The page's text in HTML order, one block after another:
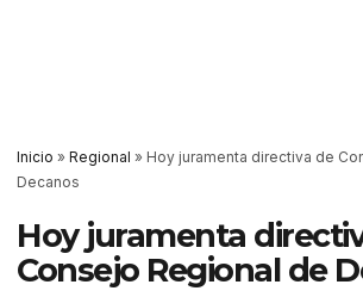
Inicio » Regional » Hoy juramenta directiva de
Decanos
Hoy juramenta
Consejo Regional de